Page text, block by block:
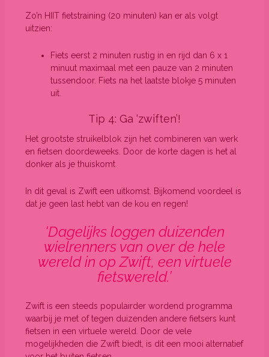
Zo’n HIIT fietstraining (20 minuten) kan er als volgt
uitzien:
Fiets eerst 2 minuten rustig in en rijd dan 6 x 1
minuut maximaal met een pauze van 2 minuten
tussendoor. Fiets na het laatste blokje 5 minuten
uit.
Tip 4: Ga ‘zwiften’!
Het grootste struikelblok zijn het combineren van werk
en fietsen doordeweeks. Door de korte dagen is het al
donker als je thuiskomt.
In dit geval is Zwift een uitkomst. Bijkomend voordeel is
dat je geen last hebt van de kou en regen!
‘Dagelijks loggen duizenden
wielrenners van over de hele
wereld in op Zwift, een virtuele
fietswereld.’
Zwift is een steeds populairder wordend programma
waarbij je met of tegen duizenden andere fietsers kunt
fietsen in een virtuele wereld. Door de vele
mogelijkheden die Zwift biedt, is dit een mooi alternatief